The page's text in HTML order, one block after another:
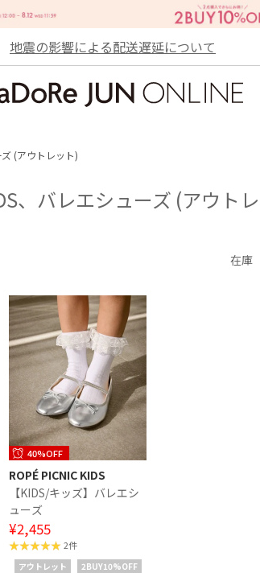
地震の影響による配送遅延について
(アウトレット)
、バレエシューズ (アウト
在庫
40%OFF
ROPÉ PICNIC KIDS
【KIDS/キッズ】バレエシ
ューズ
¥2,455
2件
アウトレット 2BUY10%OFF